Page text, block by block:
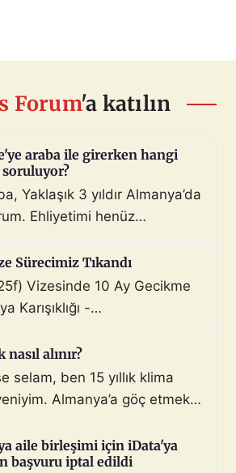
Forum'a katılın
araba ile girerken hangi
Yaklaşık 3 yıldır Almanya’da
Ehliyetimi henüz
gerekiyordu ama
yapmadım). Diyelim ki bir
aldım ve gerekli tüm
biri aracı kullanarak beni
[…]
Sürecimiz Tıkandı
Vizesinde 10 Ay Gecikme
Karışıklığı -
§24a BeschV (Profesyonel
vize sürecimizde 10 ayı
ve çıkmaza girdik.
29.08.2025 (İstanbul
Aile dahil). Dosyada […]
alınır?
selam, ben 15 yıllık klima
Almanya’a göç etmek
ve yeminli almanca tercüme
konuda ya da iş bulma
aile birleşimi için iData'ya
başvuru iptal edildi